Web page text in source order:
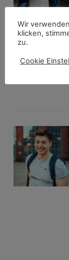
Wir
klicken,
zu.
Cookie